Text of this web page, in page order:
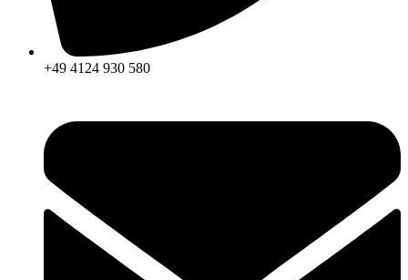
+49 4124 930 580